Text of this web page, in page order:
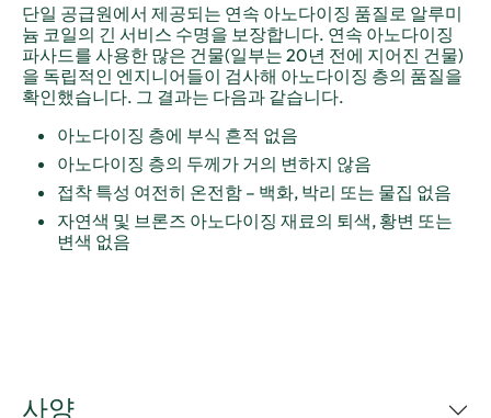
단일 공급원에서 제공되는 연속 아노다이징 품질로 알루미
늄 코일의 긴 서비스 수명을 보장합니다. 연속 아노다이징
파사드를 사용한 많은 건물(일부는 20년 전에 지어진 건물)
을 독립적인 엔지니어들이 검사해 아노다이징 층의 품질을
확인했습니다. 그 결과는 다음과 같습니다.
아노다이징 층에 부식 흔적 없음
아노다이징 층의 두께가 거의 변하지 않음
접착 특성 여전히 온전함 – 백화, 박리 또는 물집 없음
자연색 및 브론즈 아노다이징 재료의 퇴색, 황변 또는
변색 없음
사양